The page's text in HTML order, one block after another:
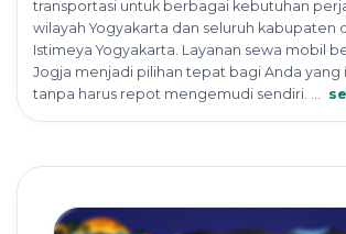
transportasi untuk berbagai kebutuhan
wilayah Yogyakarta dan seluruh kabupaten
Istimeya Yogyakarta. Layanan sewa mobil
Jogja menjadi pilihan tepat bagi Anda
tanpa harus repot mengemudi sendiri. ...